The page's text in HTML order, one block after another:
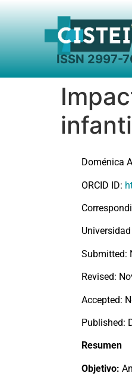
Doménica
ORCID ID:
Submitted:
Revised:
Accepted:
Published:
Resumen
Objetivo: